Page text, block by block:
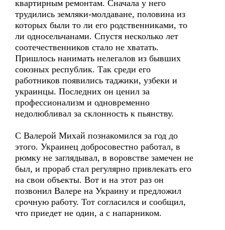
квартирным ремонтам. Сначала у него
трудились земляки-молдаване, половина из
которых были то ли его родственниками, то
ли односельчанами. Спустя несколько лет
соотечественников стало не хватать.
Пришлось нанимать нелегалов из бывших
союзных республик. Так среди его
работников появились таджики, узбеки и
украинцы. Последних он ценил за
профессионализм и одновременно
недолюбливал за склонность к пьянству.
С Валерой Михай познакомился за год до
этого. Украинец добросовестно работал, в
рюмку не заглядывал, в воровстве замечен не
был, и прораб стал регулярно привлекать его
на свои объекты. Вот и на этот раз он
позвонил Валере на Украину и предложил
срочную работу. Тот согласился и сообщил,
что приедет не один, а с напарником.